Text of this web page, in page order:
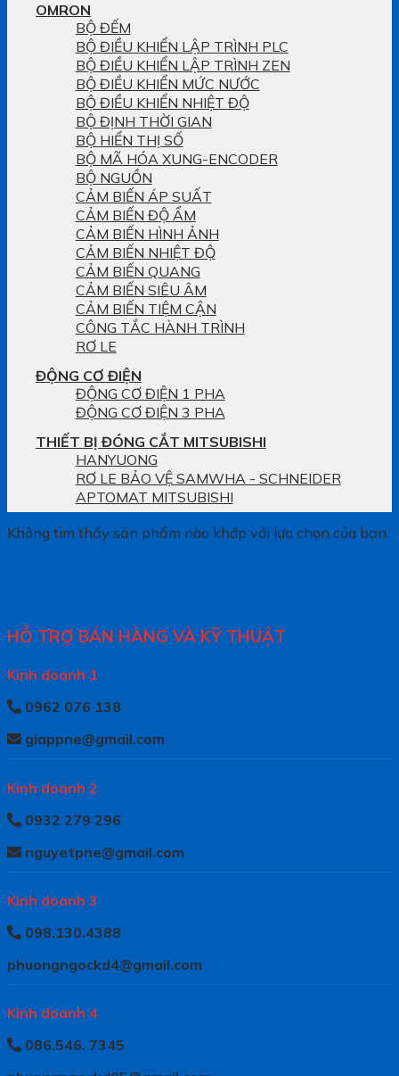
OMRON
BỘ ĐẾM
BỘ ĐIỀU KHIỂN LẬP TRÌNH PLC
BỘ ĐIỀU KHIỂN LẬP TRÌNH ZEN
BỘ ĐIỀU KHIỂN MỨC NƯỚC
BỘ ĐIỀU KHIỂN NHIỆT ĐỘ
BỘ ĐỊNH THỜI GIAN
BỘ HIỂN THỊ SỐ
BỘ MÃ HÓA XUNG-ENCODER
BỘ NGUỒN
CẢM BIẾN ÁP SUẤT
CẢM BIẾN ĐỘ ẨM
CẢM BIẾN HÌNH ẢNH
CẢM BIẾN NHIỆT ĐỘ
CẢM BIẾN QUANG
CẢM BIẾN SIÊU ÂM
CẢM BIẾN TIỆM CẬN
CÔNG TẮC HÀNH TRÌNH
RƠ LE
ĐỘNG CƠ ĐIỆN
ĐỘNG CƠ ĐIỆN 1 PHA
ĐỘNG CƠ ĐIỆN 3 PHA
THIẾT BỊ ĐÓNG CẮT MITSUBISHI
HANYUONG
RƠ LE BẢO VỆ SAMWHA - SCHNEIDER
APTOMAT MITSUBISHI
Không tìm thấy sản phẩm nào khớp với lựa chọn của bạn.
HỖ TRỢ BÁN HÀNG VÀ KỸ THUẬT
Kinh doanh 1
0962 076 138
giappne@gmail.com
Kinh doanh 2
0932 279 296
nguyetpne@gmail.com
Kinh doanh 3
098.130.4388
phuongngockd4@gmail.com
Kinh doanh 4
086.546. 7345